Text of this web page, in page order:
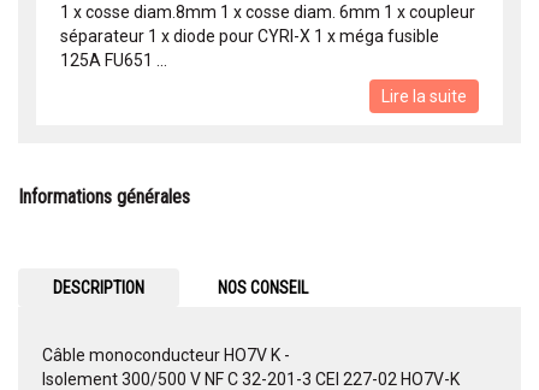
1 x cosse diam.8mm 1 x cosse diam. 6mm 1 x coupleur
séparateur 1 x diode pour CYRI-X 1 x méga fusible
125A FU651 ...
Lire la suite
Informations générales
DESCRIPTION NOS CONSEIL
Câble monoconducteur HO7V K -
Isolement 300/500 V NF C 32-201-3 CEI 227-02 HO7V-K